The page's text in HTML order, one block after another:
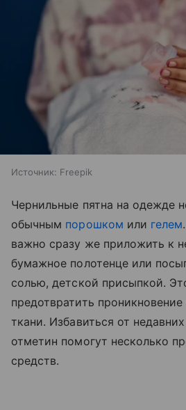
Источник: Freepik
Чернильные пятна на одежде
обычным порошком или гелем
важно сразу же приложить к
бумажное полотенце или
солью, детской присыпкой.
предотвратить
ткани. Избавиться от
отметин помогут несколько
средств.